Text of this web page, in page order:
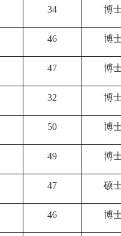
34 博
46 博
47 博
32 博
50 博
49 博
47 硕
46 博